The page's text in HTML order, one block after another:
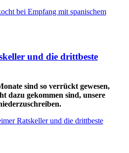
bei Empfang mit spanischem
und die drittbeste
sind so verrückt gewesen,
dazu gekommen sind, unsere
Ratskeller und die drittbeste